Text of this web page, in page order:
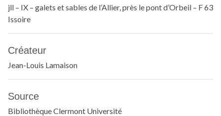
jll – IX – galets et sables de l’Allier, près le pont d’Orbeil – F 63
Issoire
Créateur
Jean-Louis Lamaison
Source
Bibliothèque Clermont Université